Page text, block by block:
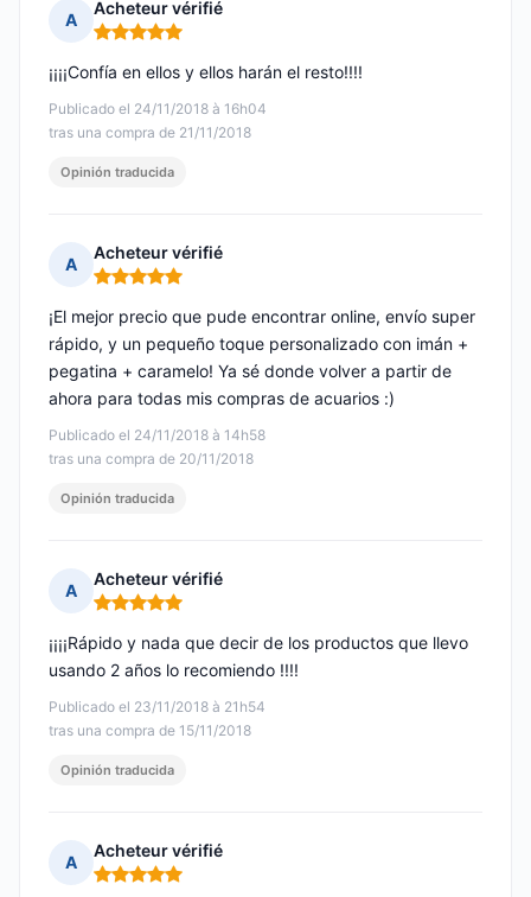
A
Acheteur vérifié
Nota: 5 de 5
Publicado el 24/11/2018 à 16h04
tras una compra de 21/11/2018
¡¡¡¡Confía en ellos y ellos harán el resto!!!!
Opinión traducida
A
Acheteur vérifié
Nota: 5 de 5
Publicado el 24/11/2018 à 14h58
tras una compra de 20/11/2018
¡El mejor precio que pude encontrar online, envío super
rápido, y un pequeño toque personalizado con imán +
pegatina + caramelo! Ya sé donde volver a partir de
ahora para todas mis compras de acuarios :)
Opinión traducida
A
Acheteur vérifié
Nota: 5 de 5
Publicado el 23/11/2018 à 21h54
tras una compra de 15/11/2018
¡¡¡¡Rápido y nada que decir de los productos que llevo
usando 2 años lo recomiendo !!!!
Opinión traducida
A
Acheteur vérifié
Nota: 5 de 5